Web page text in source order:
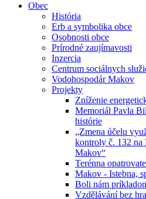
Obec
História
Erb a symbolika obce
Osobnosti obce
Prírodné zaujímavosti
Inzercia
Centrum sociálnych
Vodohospodár Makov
Projekty
Zníženie
Memoriál Pavla
histórie
„Zmena účelu
kontroly č. 132 na
Makov“
Terénna
Makov - Istebna,
Boli nám
Vzdělávání bez